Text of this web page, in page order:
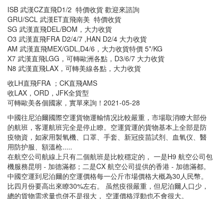
ISB 武漢CZ直飛D1/2 特價收貨 歡迎來諮詢
GRU/SCL 武漢ET直飛南美 特價收貨
SG 武漢直飛DEL/BOM，大力收貨
O3 武漢直飛FRA D2/4/7 ,HAN D2/4 大力收貨
AM 武漢直飛MEX/GDL,D4/6，大力收貨特價 5*/KG
X7 武漢直飛LGG，可轉歐洲各點，D3/6/7 大力收貨
N8 武漢直飛LAX，可轉美線各點，大力收貨
收LH直飛FRA ；CK直飛AMS
收LAX，ORD，JFK全貨型
可轉歐美各個國家，實單來詢！2021-05-28
中國往尼泊爾國際空運貨物運輸情况比較嚴重，市場取消瞭大部份
的航班，客運航班完全是停止瞭。空運貨運的貨物基本上全部是防
疫物資，如家用製氧機、口罩、手套、新冠疫苗試剂、血氧仪、醫
用防护服、額溫枪.....
在航空公司航線上只有二個航班是比較穩定的， 一是H9 航空公司包
機服務昆明 - 加德滿都；二是CX 航空公司提供的香港 - 加德滿都。
中國空運到尼泊爾的空運價格每一公斤市場價格大概為30人民幣。
比四月份要高出來瞭30%左右。 虽然疫很嚴重，但尼泊爾人口少，
總的貨物需求量也併不是很大， 空運價格浮動也不會很大。